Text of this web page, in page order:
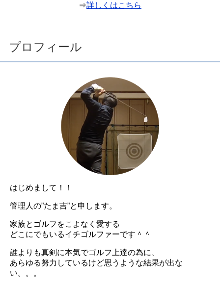
⇒詳しくはこちら
プロフィール
はじめまして！！
管理人の”たま吉”と申します。
家族とゴルフをこよなく愛する
どこにでもいるイチゴルファーです＾＾
誰よりも真剣に本気でゴルフ上達の為に、
あらゆる努力しているけど思うような結果が出な
い。。。